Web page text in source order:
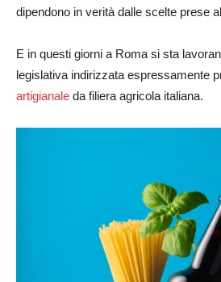
dipendono in verità dalle scelte prese
E in questi giorni a Roma si sta
legislativa indirizzata espressamente
artigianale da filiera agricola italiana.